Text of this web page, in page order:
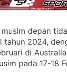
depan
tahun 2024,
di
pada 17-18